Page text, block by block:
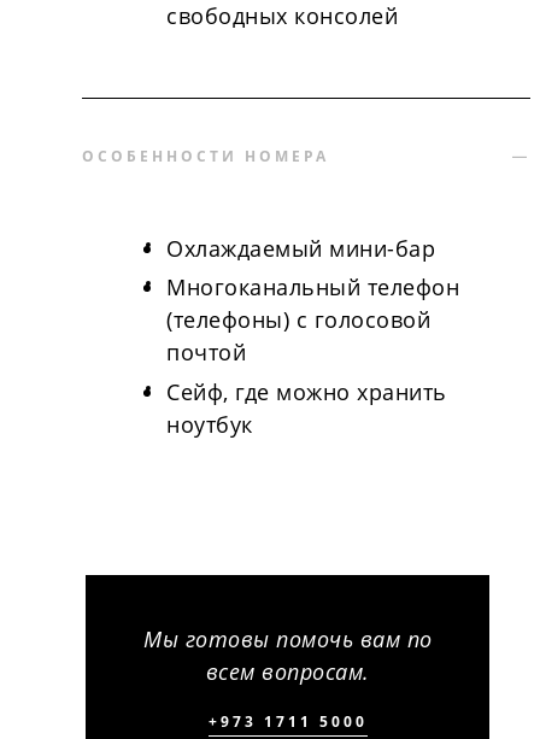
свободных консолей
ОСОБЕННОСТИ НОМЕРА
Охлаждаемый мини-бар
Многоканальный телефон
(телефоны) с голосовой
почтой
Сейф, где можно хранить
ноутбук
Мы готовы помочь вам по
всем вопросам.
+973 1711 5000